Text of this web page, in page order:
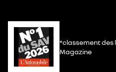
*classement des
Magazine